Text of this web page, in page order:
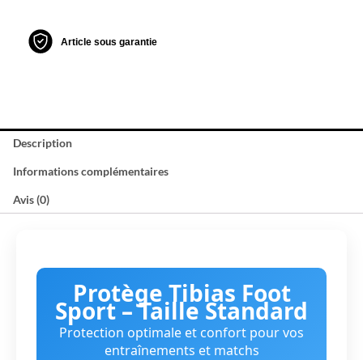
Article sous garantie
Description
Informations complémentaires
Avis (0)
Protège Tibias Foot
Sport – Taille Standard
Protection optimale et confort pour vos
entraînements et matchs